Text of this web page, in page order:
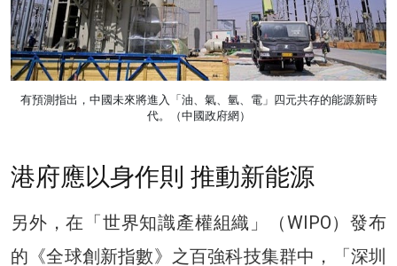
有預測指出，中國未來將進入「油、氣、氫、電」四元共存的能源新時
代。（中國政府網）
港府應以身作則 推動新能源
另外，在「世界知識產權組織」（WIPO）發布
的《全球創新指數》之百強科技集群中，「深圳